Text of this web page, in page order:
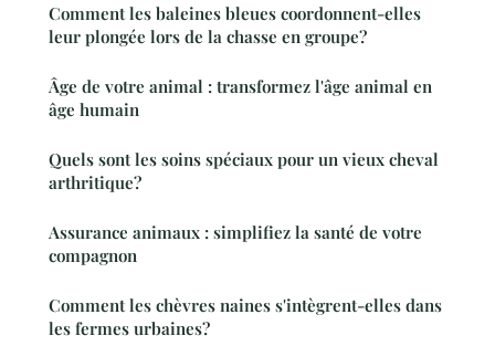
Comment les baleines bleues coordonnent-elles
leur plongée lors de la chasse en groupe?
Âge de votre animal : transformez l'âge animal en
âge humain
Quels sont les soins spéciaux pour un vieux cheval
arthritique?
Assurance animaux : simplifiez la santé de votre
compagnon
Comment les chèvres naines s'intègrent-elles dans
les fermes urbaines?